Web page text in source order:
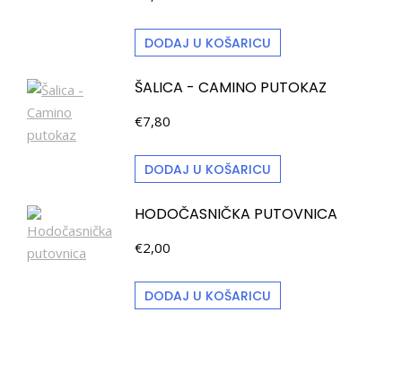
DODAJ U KOŠARICU
ŠALICA - CAMINO PUTOKAZ
€7,80
DODAJ U KOŠARICU
HODOČASNIČKA PUTOVNICA
€2,00
DODAJ U KOŠARICU